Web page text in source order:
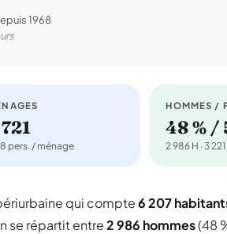
1968
pers. / ménage
HOMMES /
48 % /
2 986 H · 3 221
qui compte6 207
se répartit entre2 986 hommes(48